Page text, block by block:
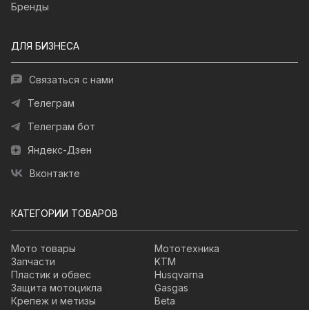
Бренды
ДЛЯ БИЗНЕСА
Связаться с нами
Телеграм
Телеграм бот
Яндекс-Дзен
Вконтакте
КАТЕГОРИИ ТОВАРОВ
Мото товары
Запчасти
Пластик и обвес
Защита мотоцикла
Крепеж и метизы
Мототехника
KTM
Husqvarna
Gasgas
Beta